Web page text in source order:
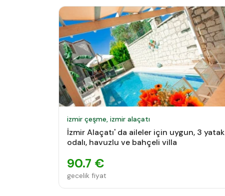
izmir çeşme, izmir alaçatı
İzmir Alaçatı' da aileler için uygun, 3 yatak
odalı, havuzlu ve bahçeli villa
90.7 €
gecelik fiyat